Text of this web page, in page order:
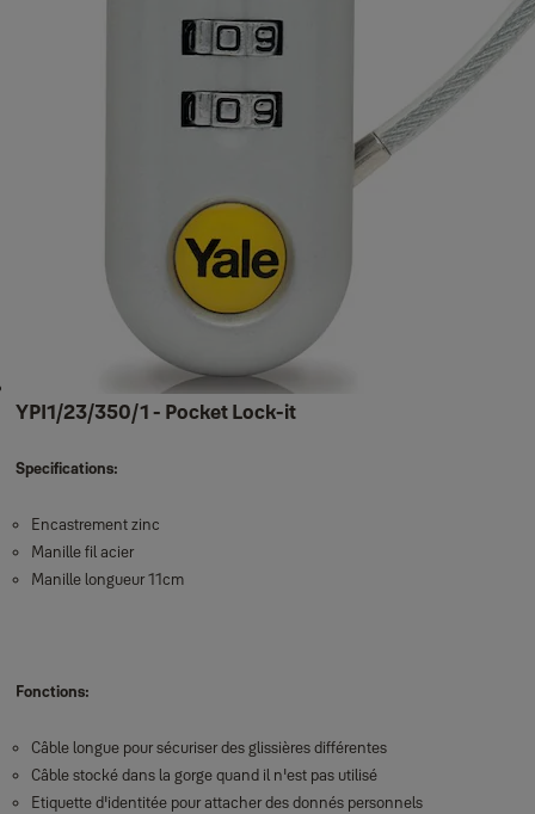
YPI1/23/350/1 - Pocket Lock-it
Specifications:
Encastrement zinc
Manille fil acier
Manille longueur 11cm
Fonctions:
Câble longue pour sécuriser des glissières différentes
Câble stocké dans la gorge quand il n'est pas utilisé
Etiquette d'identitée pour attacher des donnés personnels